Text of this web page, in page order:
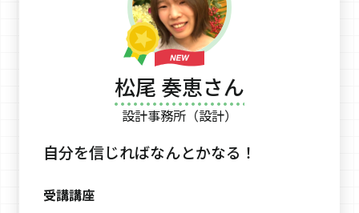
松尾 奏恵さん
設計事務所（設計）
自分を信じればなんとかなる！
受講講座